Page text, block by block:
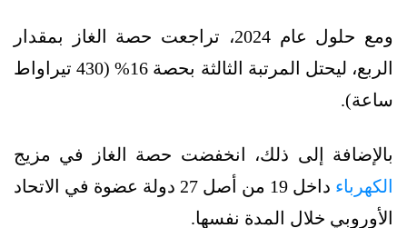
ومع حلول عام 2024، تراجعت حصة الغاز بمقدار
الربع، ليحتل المرتبة الثالثة بحصة 16% (430 تيراواط
ساعة).
بالإضافة إلى ذلك، انخفضت حصة الغاز في مزيج
الكهرباء
داخل 19 من أصل 27 دولة عضوة في الاتحاد
الأوروبي خلال المدة نفسها.